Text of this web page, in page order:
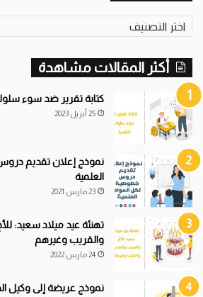
تصنيفات
أكثر المقالات مشاهدة
كتابة تقرير ضد سوء
25 أبريل 2023
نموذج إعلان تقديم
العلمية
23 مارس 2021
تهنئة عيد ميلاد سعيد:
والقريب وغيرهم
24 مارس 2022
نموذج عريضة إلى وكيل